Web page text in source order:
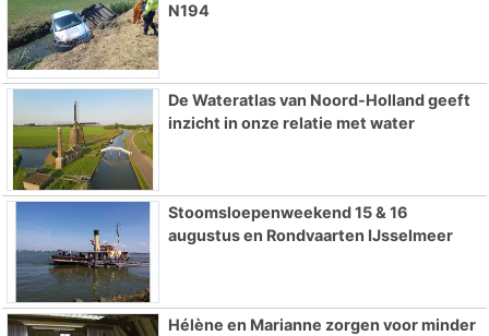
N194
De Wateratlas van Noord-Holland geeft
inzicht in onze relatie met water
Stoomsloepenweekend 15 & 16
augustus en Rondvaarten IJsselmeer
Hélène en Marianne zorgen voor minder